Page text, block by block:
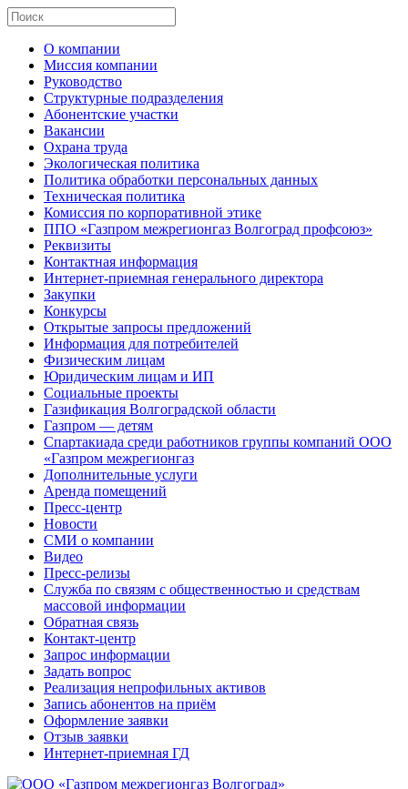
О компании
Миссия компании
Руководство
Структурные подразделения
Абонентские участки
Вакансии
Охрана труда
Экологическая политика
Политика обработки персональных данных
Техническая политика
Комиссия по корпоративной этике
ППО «Газпром межрегионгаз Волгоград профсоюз»
Реквизиты
Контактная информация
Интернет-приемная генерального директора
Закупки
Конкурсы
Открытые запросы предложений
Информация для потребителей
Физическим лицам
Юридическим лицам и ИП
Социальные проекты
Газификация Волгоградской области
Газпром — детям
Спартакиада среди работников группы компаний ООО
«Газпром межрегионгаз
Дополнительные услуги
Аренда помещений
Пресс-центр
Новости
СМИ о компании
Видео
Пресс-релизы
Служба по связям с общественностью и средствам
массовой информации
Обратная связь
Контакт-центр
Запрос информации
Задать вопрос
Реализация непрофильных активов
Запись абонентов на приём
Оформление заявки
Отзыв заявки
Интернет-приемная ГД